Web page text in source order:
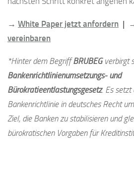
→ White Paper jetzt anfordern |
vereinbaren
*Hinter dem BegriffBRUBEGverbirgt
Bankenrichtlinienumsetzungs- und
Bürokratieentlastungsgesetz. Es setzt
Bankenrichtlinie in deutsches Recht
Ziel, die Banken zu stabilisieren und
bürokratischen Vorgaben für